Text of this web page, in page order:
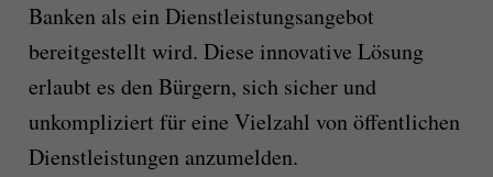
Banken als ein Dienstleistungsangebot
bereitgestellt wird. Diese innovative Lösung
erlaubt es den Bürgern, sich sicher und
unkompliziert für eine Vielzahl von öffentlichen
Dienstleistungen anzumelden.